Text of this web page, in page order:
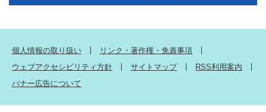
個人情報の取り扱い
リンク・著作権・免責事項
ウェブアクセシビリティ方針
サイトマップ
RSS利用案内
バナー広告について